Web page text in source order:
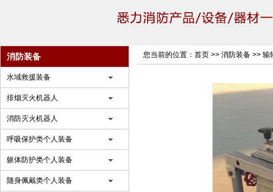
消防装备
水域救援装备
排烟灭火机器人
消防灭火机器人
呼吸保护类个人装备
躯体防护类个人装备
随身佩戴类个人装备
您当前的位置： 首页 >> 消防装备 >> 输